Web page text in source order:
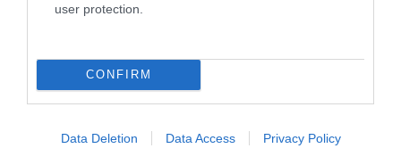
user protection.
CONFIRM
Data Deletion Data Access Privacy Policy